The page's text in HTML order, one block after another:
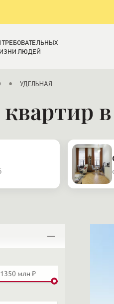
ТРЕБОВАТЕЛЬНЫХ
ЛЮДЕЙ
УДЕЛЬНАЯ